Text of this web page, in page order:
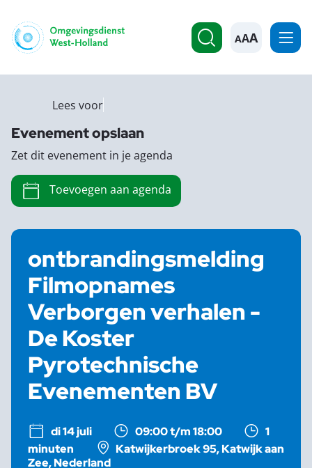
A
ontbrandingsmelding
Filmopnames
Verborgen verhalen -
De Koster
Pyrotechnische
Evenementen BV
di 14 juli 09:00 t/m 18:00
1
minuten
Katwijkerbroek 95, Katwijk aan
Zee, Nederland
Lees voor
Evenement opslaan
Zet dit evenement in je agenda
Toevoegen aan agenda